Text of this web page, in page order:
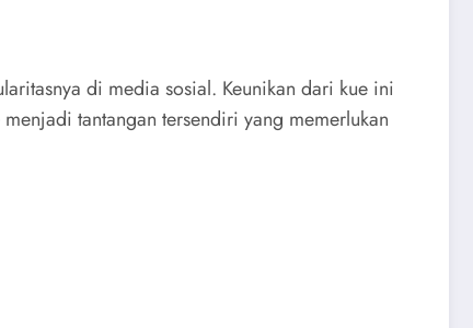
di media sosial. Keunikan dari kue ini
tantangan tersendiri yang memerlukan